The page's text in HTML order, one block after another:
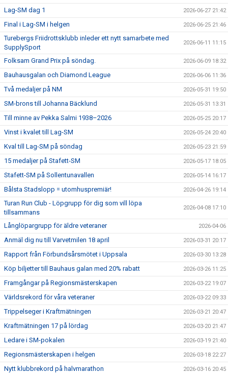
Lag-SM dag 1 2026-06-27 21:42
Final i Lag-SM i helgen 2026-06-25 21:46
Turebergs Friidrottsklubb inleder ett nytt samarbete med
SupplySport
2026-06-11 11:15
Folksam Grand Prix på söndag. 2026-06-09 18:32
Bauhausgalan och Diamond League 2026-06-06 11:36
Två medaljer på NM 2026-05-31 19:50
SM-brons till Johanna Bäcklund 2026-05-31 13:31
Till minne av Pekka Salmi 1938–2026 2026-05-25 20:17
Vinst i kvalet till Lag-SM 2026-05-24 20:40
Kval till Lag-SM på söndag 2026-05-23 21:59
15 medaljer på Stafett-SM 2026-05-17 18:05
Stafett-SM på Sollentunavallen 2026-05-14 16:17
Bålsta Stadslopp = utomhuspremiär! 2026-04-26 19:14
Turan Run Club - Löpgrupp för dig som vill löpa
tillsammans
2026-04-08 17:10
Långlöpargrupp för äldre veteraner 2026-04-06
Anmäl dig nu till Varvetmilen 18 april 2026-03-31 20:17
Rapport från Förbundsårsmötet i Uppsala 2026-03-30 13:28
Köp biljetter till Bauhaus galan med 20% rabatt 2026-03-26 11:25
Framgångar på Regionsmästerskapen 2026-03-22 19:07
Världsrekord för våra veteraner 2026-03-22 09:33
Trippelseger i Kraftmätningen 2026-03-21 20:47
Kraftmätningen 17 på lördag 2026-03-20 21:47
Ledare i SM-pokalen 2026-03-19 21:40
Regionsmästerskapen i helgen 2026-03-18 22:27
Nytt klubbrekord på halvmarathon 2026-03-16 20:45